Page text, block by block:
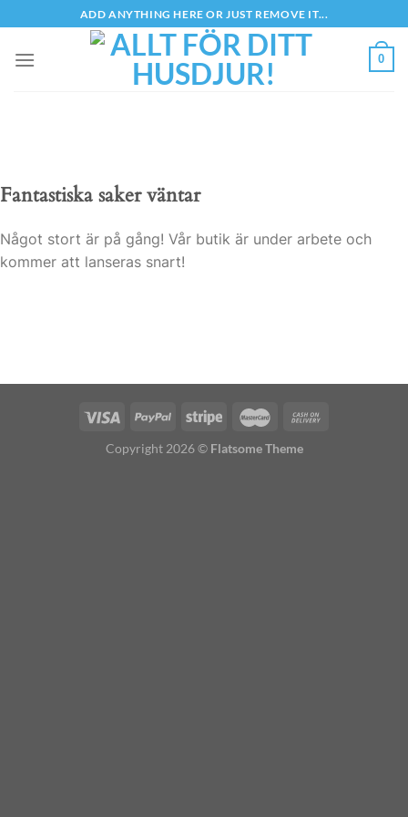
to
content
ADD ANYTHING HERE OR JUST REMOVE IT...
0
Fantastiska saker väntar
Något stort är på gång! Vår butik är under arbete och
kommer att lanseras snart!
Copyright 2026 © Flatsome Theme